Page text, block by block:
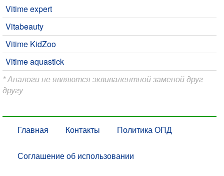
Vitime expert
Vitabeauty
Vitime KidZoo
Vitime aquastick
* Аналоги не являются эквивалентной заменой друг
другу
Главная Контакты Политика ОПД
Соглашение об использовании